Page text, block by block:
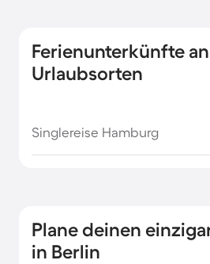
Ferienunterkünfte
Urlaubsorten
Singlereise Hamburg
Plane deinen
in Berlin